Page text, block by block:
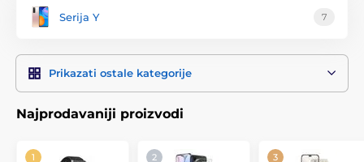
Serija Y 7
Prikazati ostale kategorije
Najprodavaniji proizvodi